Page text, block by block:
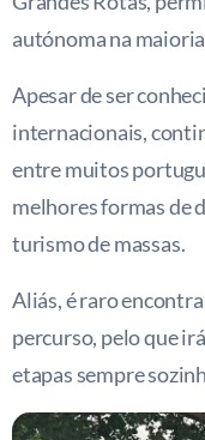
autónoma na
Apesar de ser
internacionais,
entre muitos
melhores formas de
turismo de massas.
Aliás, é raro
percurso, pelo que
etapas sempre